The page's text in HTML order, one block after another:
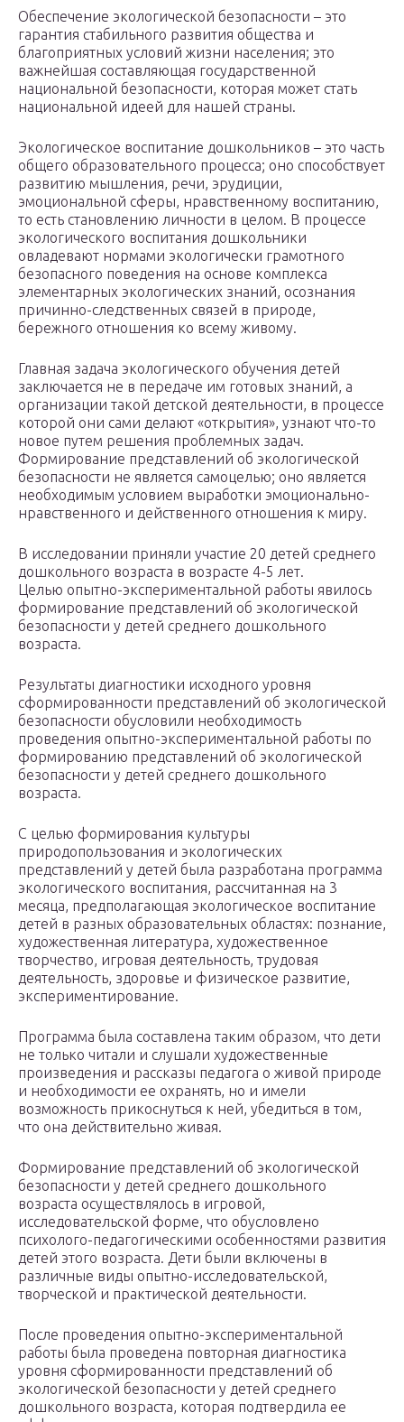
Обеспечение экологической безопасности – это
гарантия стабильного развития общества и
благоприятных условий жизни населения; это
важнейшая составляющая государственной
национальной безопасности, которая может стать
национальной идеей для нашей страны.
Экологическое воспитание дошкольников – это часть
общего образовательного процесса; оно способствует
развитию мышления, речи, эрудиции,
эмоциональной сферы, нравственному воспитанию,
то есть становлению личности в целом. В процессе
экологического воспитания дошкольники
овладевают нормами экологически грамотного
безопасного поведения на основе комплекса
элементарных экологических знаний, осознания
причинно-следственных связей в природе,
бережного отношения ко всему живому.
Главная задача экологического обучения детей
заключается не в передаче им готовых знаний, а
организации такой детской деятельности, в процессе
которой они сами делают «открытия», узнают что-то
новое путем решения проблемных задач.
Формирование представлений об экологической
безопасности не является самоцелью; оно является
необходимым условием выработки эмоционально-
нравственного и действенного отношения к миру.
В исследовании приняли участие 20 детей среднего
дошкольного возраста в возрасте 4-5 лет.
Целью опытно-экспериментальной работы явилось
формирование представлений об экологической
безопасности у детей среднего дошкольного
возраста.
Результаты диагностики исходного уровня
сформированности представлений об экологической
безопасности обусловили необходимость
проведения опытно-экспериментальной работы по
формированию представлений об экологической
безопасности у детей среднего дошкольного
возраста.
С целью формирования культуры
природопользования и экологических
представлений у детей была разработана программа
экологического воспитания, рассчитанная на 3
месяца, предполагающая экологическое воспитание
детей в разных образовательных областях: познание,
художественная литература, художественное
творчество, игровая деятельность, трудовая
деятельность, здоровье и физическое развитие,
экспериментирование.
Программа была составлена таким образом, что дети
не только читали и слушали художественные
произведения и рассказы педагога о живой природе
и необходимости ее охранять, но и имели
возможность прикоснуться к ней, убедиться в том,
что она действительно живая.
Формирование представлений об экологической
безопасности у детей среднего дошкольного
возраста осуществлялось в игровой,
исследовательской форме, что обусловлено
психолого-педагогическими особенностями развития
детей этого возраста. Дети были включены в
различные виды опытно-исследовательской,
творческой и практической деятельности.
После проведения опытно-экспериментальной
работы была проведена повторная диагностика
уровня сформированности представлений об
экологической безопасности у детей среднего
дошкольного возраста, которая подтвердила ее